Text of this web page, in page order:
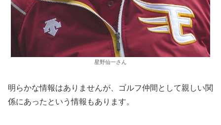
星野仙一さん
明らかな情報はありませんが、ゴルフ仲間として親しい関
係にあったという情報もあります。